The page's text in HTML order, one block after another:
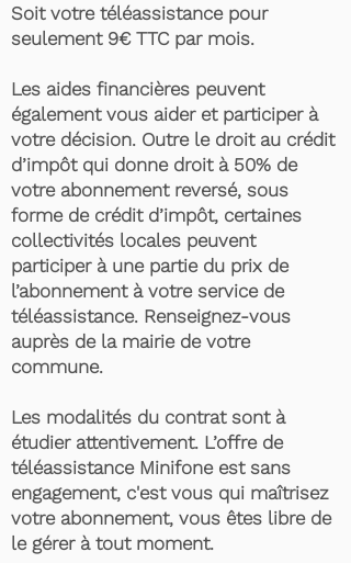
Soit votre téléassistance pour
seulement 9€ TTC par mois.
Les aides financières peuvent
également vous aider et participer à
votre décision. Outre le droit au crédit
d’impôt qui donne droit à 50% de
votre abonnement reversé, sous
forme de crédit d’impôt, certaines
collectivités locales peuvent
participer à une partie du prix de
l’abonnement à votre service de
téléassistance. Renseignez-vous
auprès de la mairie de votre
commune.
Les modalités du contrat sont à
étudier attentivement. L’offre de
téléassistance Minifone est sans
engagement, c'est vous qui maîtrisez
votre abonnement, vous êtes libre de
le gérer à tout moment.